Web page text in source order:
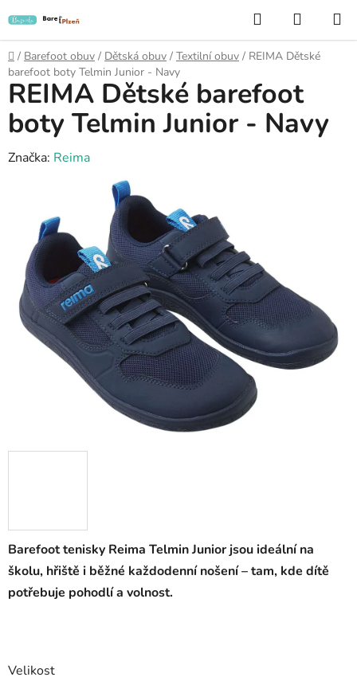
na
obsah
Hledat
KOŠÍK
Domů
/ Barefoot obuv / Dětská obuv / Textilní obuv / REIMA Dětské
barefoot boty Telmin Junior - Navy
Barefoot tenisky Reima Telmin Junior jsou ideální na
školu, hřiště i běžné každodenní nošení – tam, kde dítě
potřebuje pohodlí a volnost.
Velikost
REIMA Dětské barefoot
boty Telmin Junior - Navy
Značka: Reima